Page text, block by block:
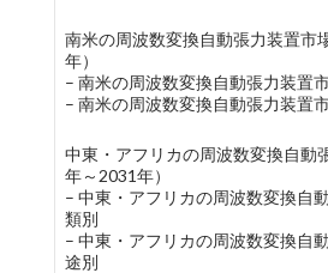
南米の周波数変換自動張力装置市
年）
– 南米の周波数変換自動張力装置
– 南米の周波数変換自動張力装置
中東・アフリカの周波数変換自動
年～2031年）
– 中東・アフリカの周波数変換自
類別
– 中東・アフリカの周波数変換自
途別